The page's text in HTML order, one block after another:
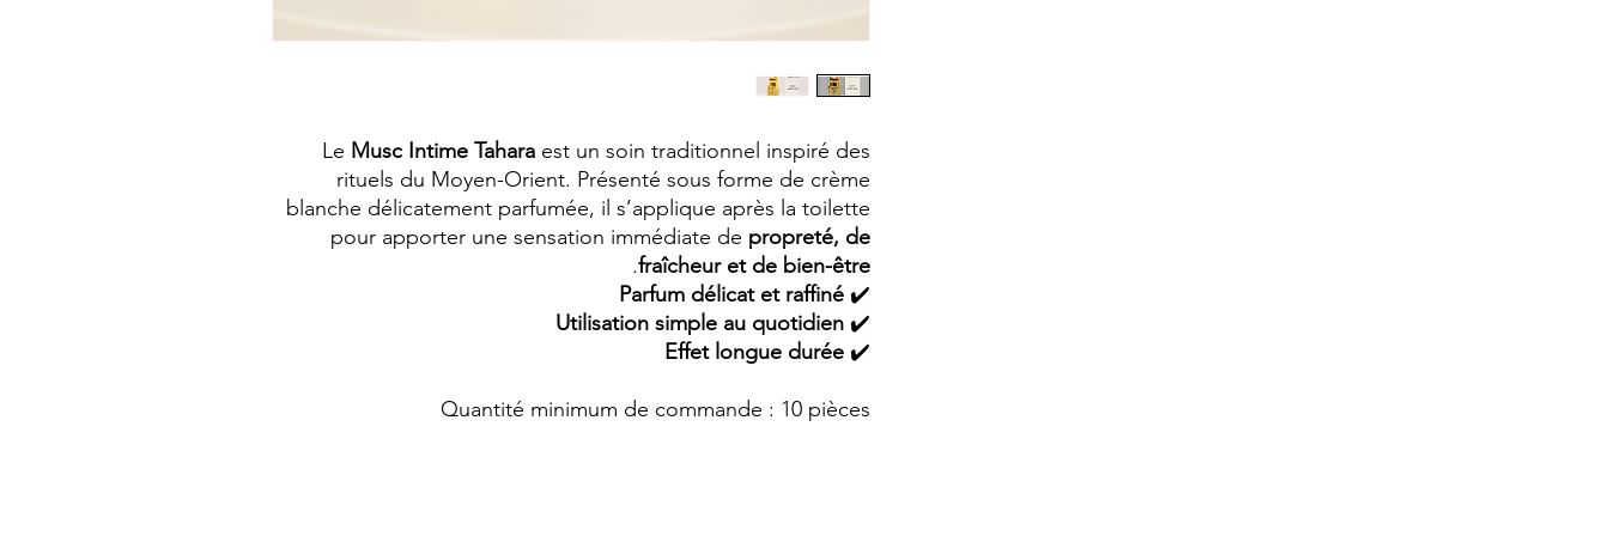
Le Musc Intime Tahara est un soin traditionnel inspiré des
rituels du Moyen-Orient. Présenté sous forme de crème
blanche délicatement parfumée, il s’applique après la toilette
pour apporter une sensation immédiate de propreté, de
fraîcheur et de bien-être
.
✔️
Parfum délicat et raffiné
✔️
Utilisation simple au quotidien
✔️
Effet longue durée
Quantité minimum de commande : 10 pièces